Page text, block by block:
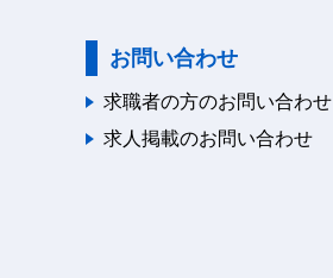
お問い合わせ
求職者の方のお問い合わせ
求人掲載のお問い合わせ